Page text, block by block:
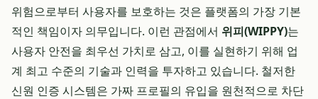
위험으로부터 사용자를 보호하는 것은 플랫폼의 가장 기본
적인 책임이자 의무입니다. 이런 관점에서 위피(WIPPY)는
사용자 안전을 최우선 가치로 삼고, 이를 실현하기 위해 업
계 최고 수준의 기술과 인력을 투자하고 있습니다. 철저한
신원 인증 시스템은 가짜 프로필의 유입을 원천적으로 차단